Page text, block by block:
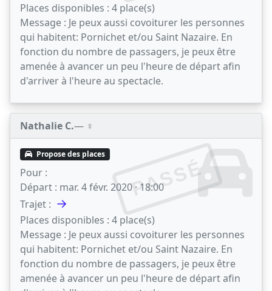
Places disponibles : 4 place(s)
Message : Je peux aussi covoiturer les personnes
qui habitent: Pornichet et/ou Saint Nazaire. En
fonction du nombre de passagers, je peux être
amenée à avancer un peu l'heure de départ afin
d'arriver à l'heure au spectacle.
Nathalie C.— ♀️
PASSÉ
Propose des places
Pour :
Départ : mar. 4 févr. 2020 · 18:00
Trajet : →
Places disponibles : 4 place(s)
Message : Je peux aussi covoiturer les personnes
qui habitent: Pornichet et/ou Saint Nazaire. En
fonction du nombre de passagers, je peux être
amenée à avancer un peu l'heure de départ afin